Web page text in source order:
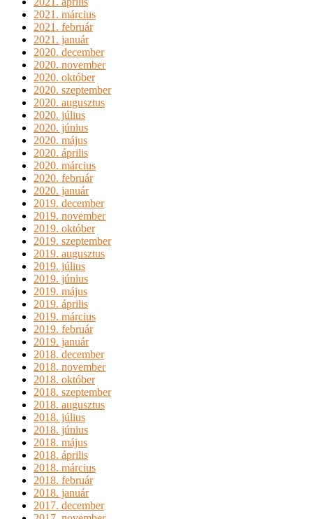
2021. március
2021. február
2021. január
2020. december
2020. november
2020. október
2020. szeptember
2020. augusztus
2020. július
2020. június
2020. május
2020. április
2020. március
2020. február
2020. január
2019. december
2019. november
2019. október
2019. szeptember
2019. augusztus
2019. július
2019. június
2019. május
2019. április
2019. március
2019. február
2019. január
2018. december
2018. november
2018. október
2018. szeptember
2018. augusztus
2018. július
2018. június
2018. május
2018. április
2018. március
2018. február
2018. január
2017. december